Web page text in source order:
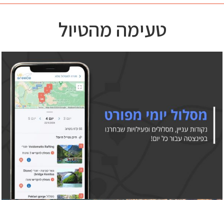
טעימה מהטיול